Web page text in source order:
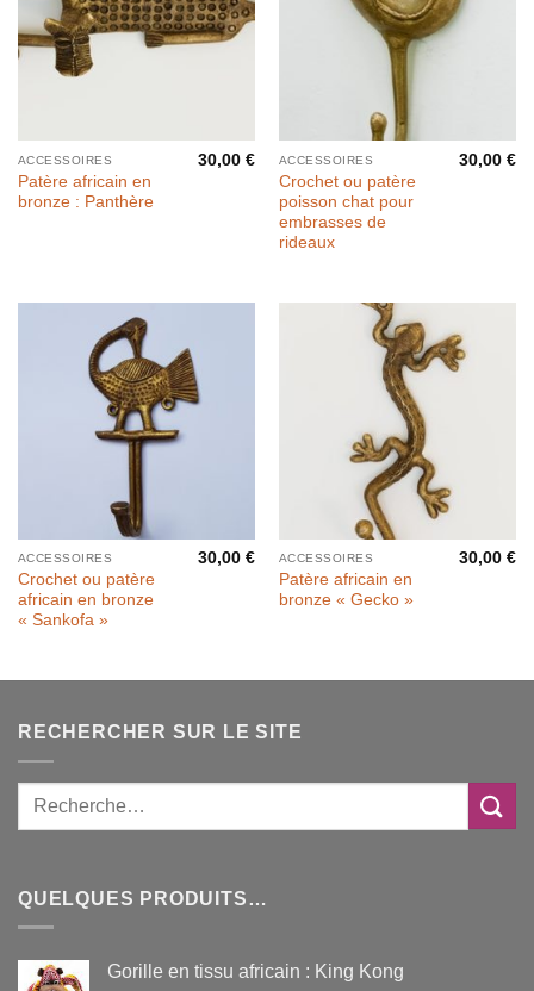
ACCESSOIRES
Patère africain en
bronze : Panthère
30,00€ ACCESSOIRES
Crochet ou patère
poisson chat pour
embrasses de
rideaux
30,00€
ACCESSOIRES
Crochet ou patère
africain en bronze
« Sankofa »
30,00€ ACCESSOIRES
Patère africain en
bronze « Gecko »
30,00€
RECHERCHER SUR LE SITE
QUELQUES PRODUITS…
Gorille en tissu africain : King Kong